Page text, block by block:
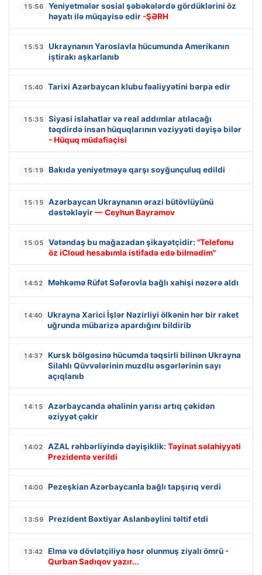
15:56
Yeniyetmələr sosial şəbəkələrdə gördüklərini öz
həyatı ilə müqayisə edir -ŞƏRH
15:53
Ukraynanın Yaroslavla hücumunda Amerikanın
iştirakı aşkarlanıb
15:40 Tarixi Azərbaycan klubu fəaliyyətini bərpa edir
15:35
Siyasi islahatlar və real addımlar atılacağı
təqdirdə insan hüquqlarının vəziyyəti dəyişə bilər
- Hüquq müdafiəçisi
15:19 Bakıda yeniyetməyə qarşı soyğunçuluq edildi
15:15
Azərbaycan Ukraynanın ərazi bütövlüyünü
dəstəkləyir— Ceyhun Bayramov
15:05 Vətəndaş bu mağazadan şikayətçidir: "Telefonu
öz iCloud hesabımla istifadə edə bilmədim"
14:52 Məhkəmə Rüfət Səfərovla bağlı xahişi nəzərə aldı
14:40
Ukrayna Xarici İşlər Nazirliyi ölkənin hər bir raket
uğrunda mübarizə apardığını bildirib
14:37
Kursk bölgəsinə hücumda təqsirli bilinən Ukrayna
Silahlı Qüvvələrinin muzdlu əsgərlərinin sayı
açıqlanıb
14:15
Azərbaycanda əhalinin yarısı artıq çəkidən
əziyyət çəkir
14:02 AZAL rəhbərliyində dəyişiklik: Təyinat səlahiyyəti
Prezidentə verildi
14:00 Pezeşkian Azərbaycanla bağlı tapşırıq verdi
13:59 Prezident Bəxtiyar Aslanbəylini təltif etdi
13:42 Elmə və dövlətçiliyə həsr olunmuş ziyalı ömrü -
Qurban Sadıqov yazır...